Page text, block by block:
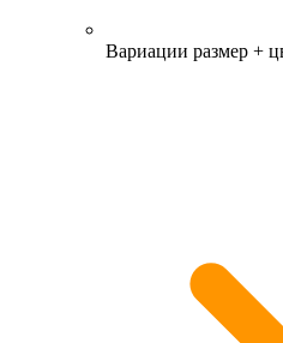
Вариации размер +